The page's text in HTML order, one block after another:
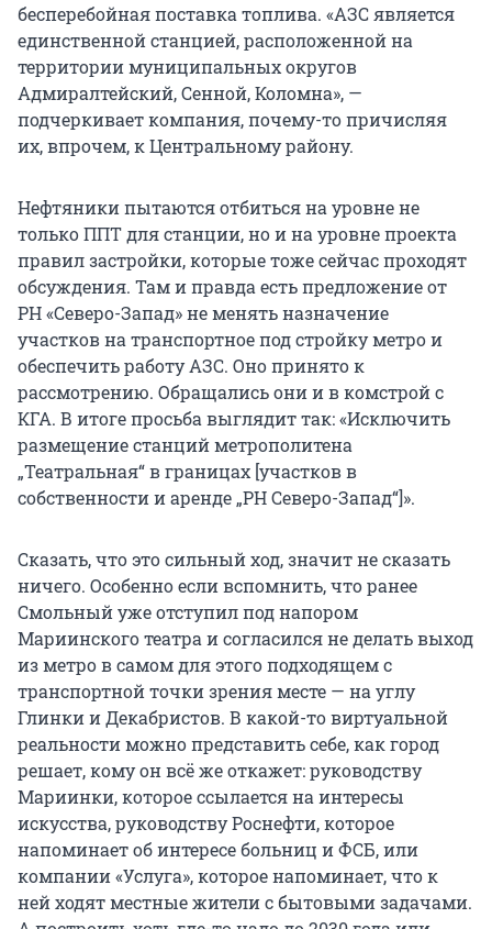
бесперебойная поставка топлива. «АЗС является
единственной станцией, расположенной на
территории муниципальных округов
Адмиралтейский, Сенной, Коломна», —
подчеркивает компания, почему-то причисляя
их, впрочем, к Центральному району.
Нефтяники пытаются отбиться на уровне не
только ППТ для станции, но и на уровне проекта
правил застройки, которые тоже сейчас проходят
обсуждения. Там и правда есть предложение от
РН «Северо-Запад» не менять назначение
участков на транспортное под стройку метро и
обеспечить работу АЗС. Оно принято к
рассмотрению. Обращались они и в комстрой с
КГА. В итоге просьба выглядит так: «Исключить
размещение станций метрополитена
„Театральная“ в границах [участков в
собственности и аренде „РН Северо-Запад“]».
Сказать, что это сильный ход, значит не сказать
ничего. Особенно если вспомнить, что ранее
Смольный уже отступил под напором
Мариинского театра и согласился не делать выход
из метро в самом для этого подходящем с
транспортной точки зрения месте — на углу
Глинки и Декабристов. В какой-то виртуальной
реальности можно представить себе, как город
решает, кому он всё же откажет: руководству
Мариинки, которое ссылается на интересы
искусства, руководству Роснефти, которое
напоминает об интересе больниц и ФСБ, или
компании «Услуга», которое напоминает, что к
ней ходят местные жители с бытовыми задачами.